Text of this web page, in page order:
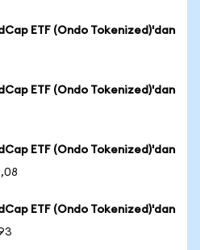
ETF (Ondo Tokenized)'dan
ETF (Ondo Tokenized)'dan
ETF (Ondo Tokenized)'dan
ETF (Ondo Tokenized)'dan